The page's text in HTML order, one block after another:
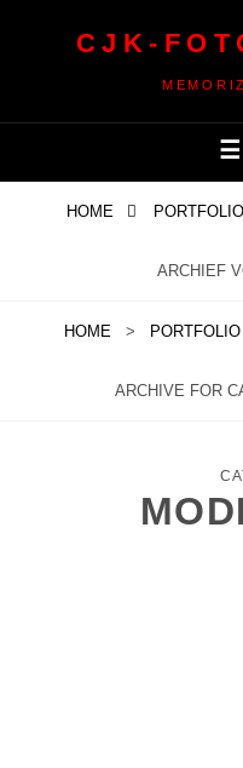
CJK-
HOME PORTFOLIO
ARCHIEF
HOME > PORTFOLIO
ARCHIVE FOR